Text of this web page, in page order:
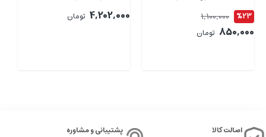
%23
1,100,000
850,000 تومان
4,202,000 تومان
اصالت کالا
پشتیبانی و مشاوره